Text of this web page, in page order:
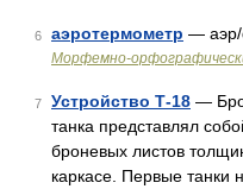
6 аэротермометр — аэр/
Морфемно-
7 Устройство Т-18 —
танка представлял
броневых листов
каркасе. Первые танки